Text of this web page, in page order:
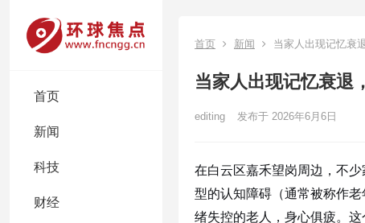
首页
新闻
科技
财经
首页 新闻 当家人出现记忆衰
当家人出现记忆衰退
editing 发布于 2026年6月6日
在白云区嘉禾望岗周边，不
型的认知障碍（通常被称作
绪失控的老人，身心俱疲。